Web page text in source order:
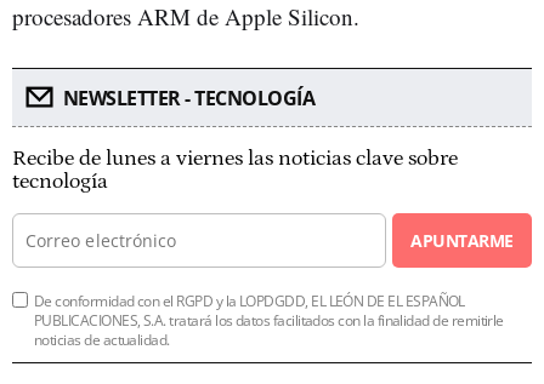
procesadores ARM de Apple Silicon.
NEWSLETTER - TECNOLOGÍA
Recibe de lunes a viernes las noticias clave sobre
tecnología
APUNTARME
De conformidad con el RGPD y la LOPDGDD, EL LEÓN DE EL ESPAÑOL
PUBLICACIONES, S.A. tratará los datos facilitados con la finalidad de remitirle
noticias de actualidad.